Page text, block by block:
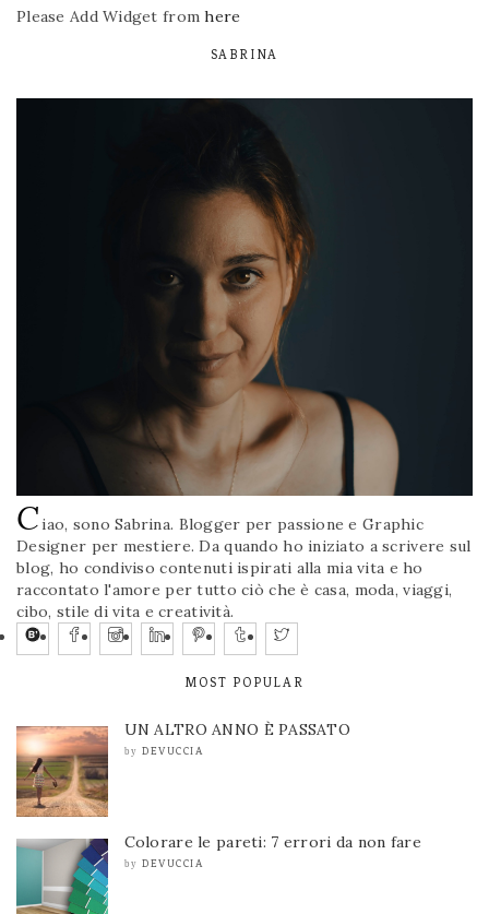
Please Add Widget fromhere
SABRINA
Ciao, sono Sabrina. Blogger per passione e Graphic
Designer per mestiere. Da quando ho iniziato a scrivere sul
blog, ho condiviso contenuti ispirati alla mia vita e ho
raccontato l'amore per tutto ciò che è casa, moda, viaggi,
cibo, stile di vita e creatività.
MOST POPULAR
UN ALTRO ANNO È PASSATO
by DEVUCCIA
Colorare le pareti: 7 errori da non fare
by DEVUCCIA